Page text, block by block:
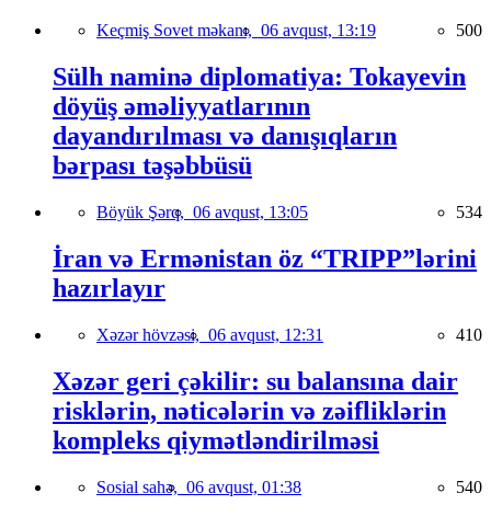
Keçmiş Sovet məkanı, 06 avqust, 13:19 500
Sülh naminə diplomatiya: Tokayevin
döyüş əməliyyatlarının
dayandırılması və danışıqların
bərpası təşəbbüsü
Böyük Şərq, 06 avqust, 13:05 534
İran və Ermənistan öz “TRIPP”lərini
hazırlayır
Xəzər hövzəsi, 06 avqust, 12:31 410
Xəzər geri çəkilir: su balansına dair
risklərin, nəticələrin və zəifliklərin
kompleks qiymətləndirilməsi
Sosial sahə, 06 avqust, 01:38 540